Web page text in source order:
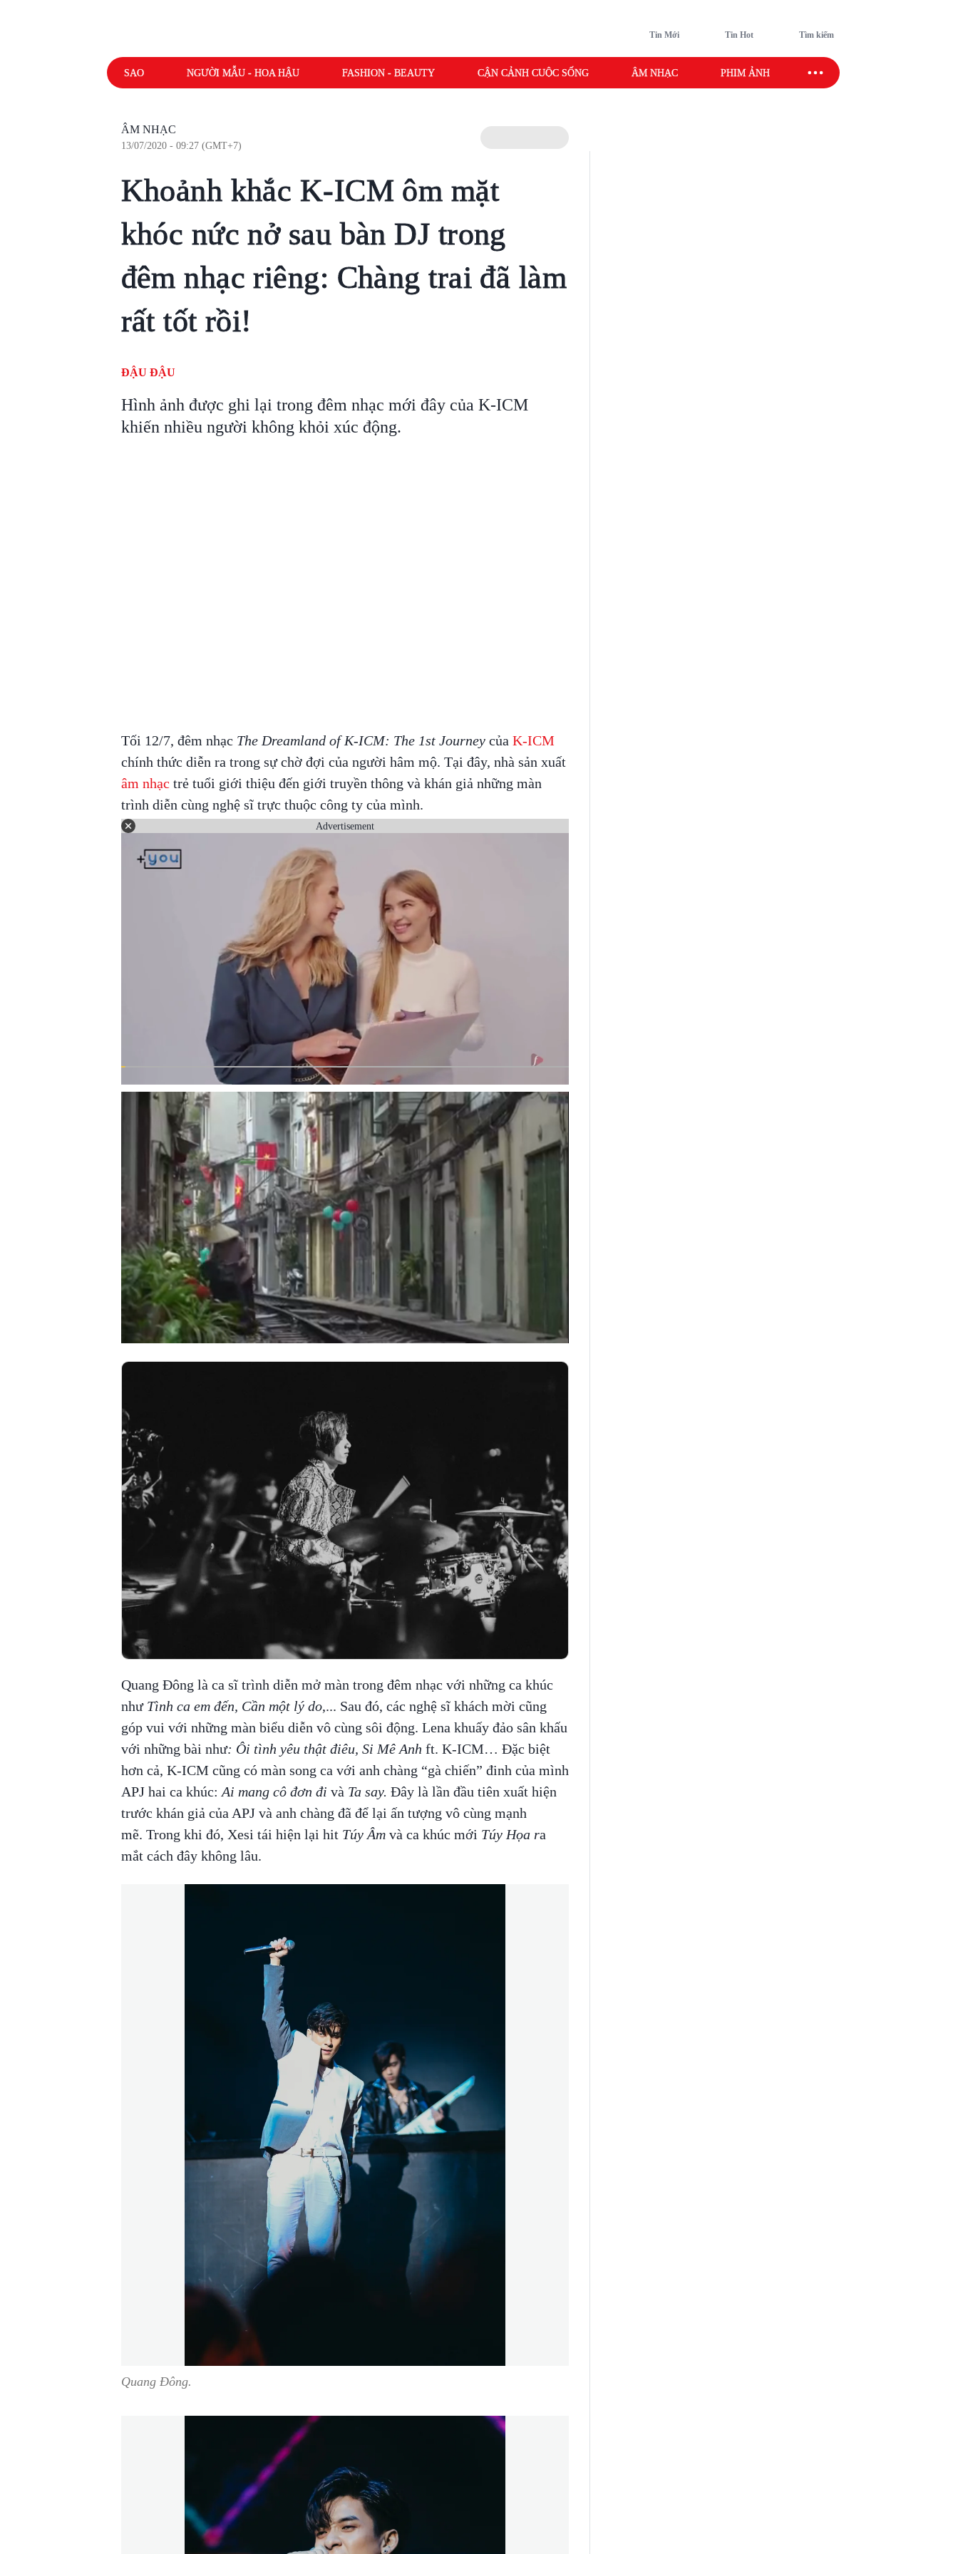
Tin Mới Tin Hot Tìm kiếm
SAO NGƯỜI MẪU - HOA HẬU FASHION - BEAUTY CẬN CẢNH CUỘC SỐNG ÂM NHẠC PHIM ẢNH SAO SPORT
ÂM NHẠC
13/07/2020 - 09:27 (GMT+7)
Khoảnh khắc K-ICM ôm mặt
khóc nức nở sau bàn DJ trong
đêm nhạc riêng: Chàng trai đã làm
rất tốt rồi!
ĐẬU ĐẬU
Hình ảnh được ghi lại trong đêm nhạc mới đây của K-ICM
khiến nhiều người không khỏi xúc động.
Tối 12/7, đêm nhạc The Dreamland of K-ICM: The 1st Journeycủa K-ICM
chính thức diễn ra trong sự chờ đợi của người hâm mộ. Tại đây, nhà sản xuất
âm nhạc trẻ tuổi giới thiệu đến giới truyền thông và khán giả những màn
trình diễn cùng nghệ sĩ trực thuộc công ty của mình.
Advertisement
Quang Đông là ca sĩ trình diễn mở màn trong đêm nhạc với những ca khúc
như Tình ca em đến, Cần một lý do,... Sau đó, các nghệ sĩ khách mời cũng
góp vui với những màn biểu diễn vô cùng sôi động. Lena khuấy đảo sân khấu
với những bài như: Ôi tình yêu thật điêu, Si Mê Anh ft. K-ICM… Đặc biệt
hơn cả, K-ICM cũng có màn song ca với anh chàng “gà chiến” đinh của mình
APJ hai ca khúc: Ai mang cô đơn đi và Ta say. Đây là lần đầu tiên xuất hiện
trước khán giả của APJ và anh chàng đã để lại ấn tượng vô cùng mạnh
mẽ. Trong khi đó, Xesi tái hiện lại hit Túy Âmvà ca khúc mới Túy Họa ra
mắt cách đây không lâu.
Quang Đông.